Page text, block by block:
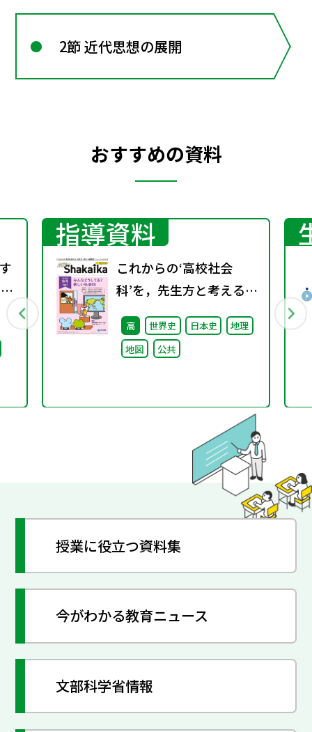
2節 近代思想の展開
おすすめの資料
指導資料
これからの‘高校社会
科’を，先生方と考える機
関誌。『NEW
ShakaIka』 2024年秋
号
高 世界史 日本史
地理
地図
公共
授業に役立つ資料集
今がわかる教育ニュース
文部科学省情報